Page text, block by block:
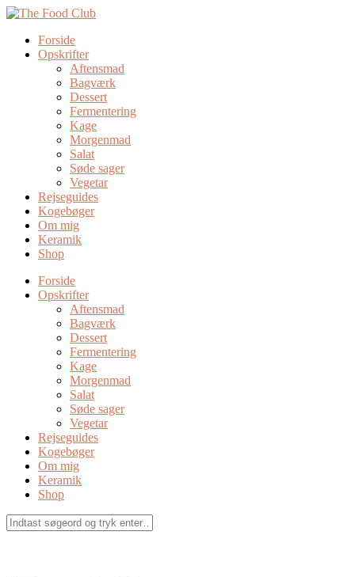
Forside
Opskrifter
Aftensmad
Bagværk
Dessert
Fermentering
Kage
Morgenmad
Salat
Søde sager
Vegetar
Rejseguides
Kogebøger
Om mig
Keramik
Shop
Forside
Opskrifter
Aftensmad
Bagværk
Dessert
Fermentering
Kage
Morgenmad
Salat
Søde sager
Vegetar
Rejseguides
Kogebøger
Om mig
Keramik
Shop